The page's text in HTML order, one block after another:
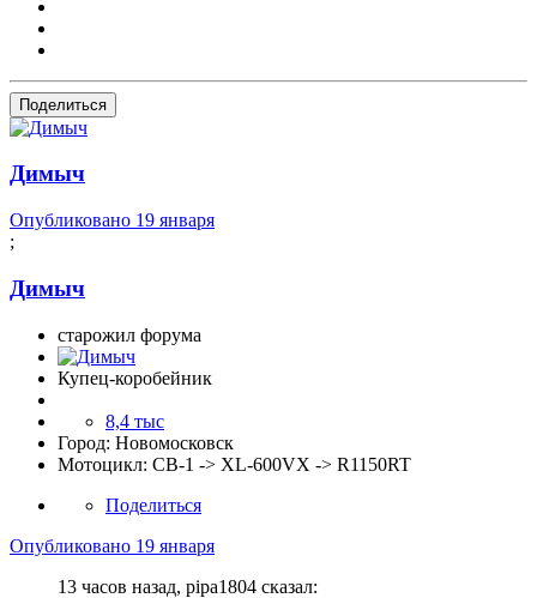
Поделиться
Димыч
Опубликовано 19 января
;
Димыч
старожил форума
Купец-коробейник
8,4 тыс
Город: Новомосковск
Мотоцикл: CB-1 -> XL-600VX -> R1150RT
Поделиться
Опубликовано 19 января
13 часов назад, pipa1804 сказал: